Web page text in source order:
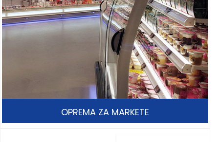
OPREMA ZA MARKETE